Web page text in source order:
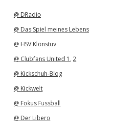
@ DRadio
@ Das Spiel meines Lebens
@ HSV Klönstuv
@ Clubfans United 1 , 2
@ Kickschuh-Blog
@ Kickwelt
@ Fokus Fussball
@ Der Libero